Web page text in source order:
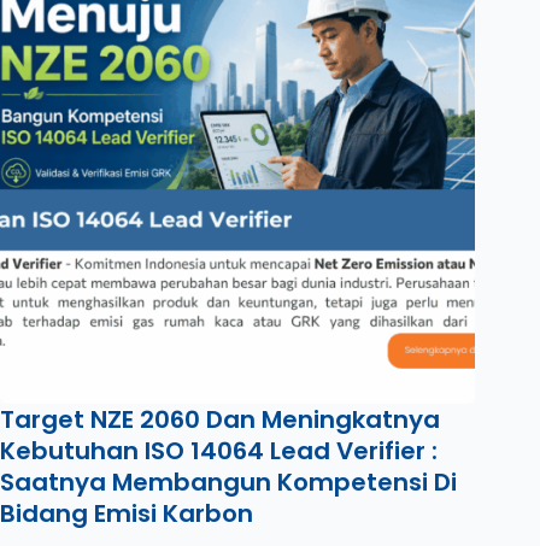
Target NZE 2060 Dan Meningkatnya
Kebutuhan ISO 14064 Lead Verifier :
Saatnya Membangun Kompetensi Di
Bidang Emisi Karbon